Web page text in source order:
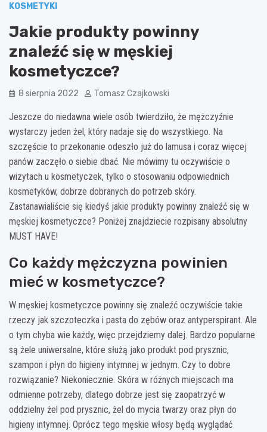
KOSMETYKI
Jakie produkty powinny
znaleźć się w męskiej
kosmetyczce?
8 sierpnia 2022 Tomasz Czajkowski
Jeszcze do niedawna wiele osób twierdziło, że mężczyźnie
wystarczy jeden żel, który nadaje się do wszystkiego. Na
szczęście to przekonanie odeszło już do lamusa i coraz więcej
panów zaczęło o siebie dbać. Nie mówimy tu oczywiście o
wizytach u kosmetyczek, tylko o stosowaniu odpowiednich
kosmetyków, dobrze dobranych do potrzeb skóry.
Zastanawialiście się kiedyś jakie produkty powinny znaleźć się w
męskiej kosmetyczce? Poniżej znajdziecie rozpisany absolutny
MUST HAVE!
Co każdy mężczyzna powinien
mieć w kosmetyczce?
W męskiej kosmetyczce powinny się znaleźć oczywiście takie
rzeczy jak szczoteczka i pasta do zębów oraz antyperspirant. Ale
o tym chyba wie każdy, więc przejdziemy dalej. Bardzo popularne
są żele uniwersalne, które służą jako produkt pod prysznic,
szampon i płyn do higieny intymnej w jednym. Czy to dobre
rozwiązanie? Niekoniecznie. Skóra w różnych miejscach ma
odmienne potrzeby, dlatego dobrze jest się zaopatrzyć w
oddzielny żel pod prysznic, żel do mycia twarzy oraz płyn do
higieny intymnej. Oprócz tego męskie włosy będą wyglądać